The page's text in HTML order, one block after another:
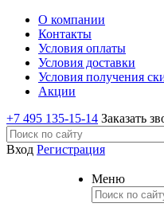
О компании
Контакты
Условия оплаты
Условия доставки
Условия получения
Акции
+7 495 135-15-14 Заказать
Вход Регистрация
Меню